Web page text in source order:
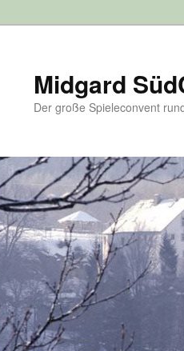
Midgard
Der große Spieleconvent